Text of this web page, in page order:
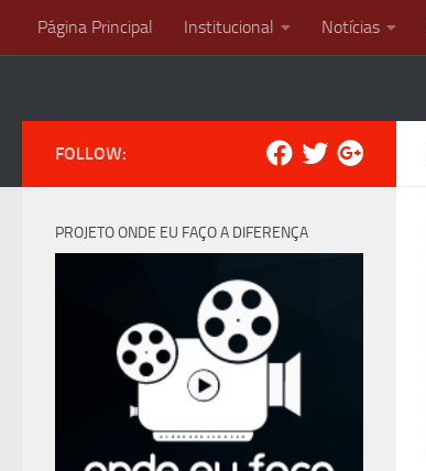
Skip to content
Página Principal Institucional Notícias
FOLLOW:
PROJETO ONDE EU FAÇO A DIFERENÇA